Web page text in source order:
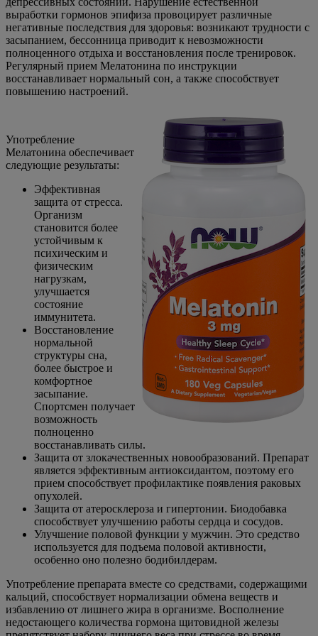
выработки гормонов эпифиза провоцирует различные
негативные последствия для здоровья: возникают трудности с
засыпанием, бессонница приводит к невозможности
полноценного отдыха и восстановления после тренировок.
Регулярный прием Мелатонина по инструкции
восстанавливает нормальный сон, а также способствует
повышению настроений.
Употребление
Мелатонина обеспечивает
следующие результаты:
Эффективная
защита от стресса.
Организм
становится более
устойчивым к
психическим и
физическим
нагрузкам,
улучшается
состояние
иммунитета.
Восстановление
нормальной
структуры сна,
более быстрое и
комфортное
засыпание.
Спортсмен получает
возможность
полноценно
восстанавливать силы.
Защита от злокачественных новообразований. Препарат
является эффективным антиоксидантом, поэтому его
прием способствует профилактике появления раковых
опухолей.
Защита от атеросклероза и гипертонии. Биодобавка
способствует улучшению работы сердца и сосудов.
Улучшение половой функции у мужчин. Это средство
используется для подъема половой активности,
особенно оно полезно бодибилдерам.
Употребление препарата вместе со средствами, содержащими
кальций, способствует нормализации обмена веществ и
избавлению от лишнего жира в организме. Восполнение
недостающего количества гормона щитовидной железы